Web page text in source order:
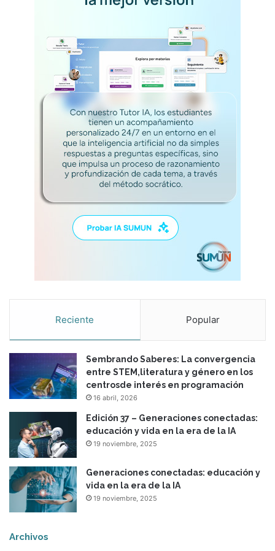
Reciente Popular
Sembrando Saberes: La convergencia
entre STEM,literatura y género en los
centrosde interés en programación
16 abril, 2026
Edición 37 – Generaciones conectadas:
educación y vida en la era de la IA
19 noviembre, 2025
Generaciones conectadas: educación y
vida en la era de la IA
19 noviembre, 2025
Archivos